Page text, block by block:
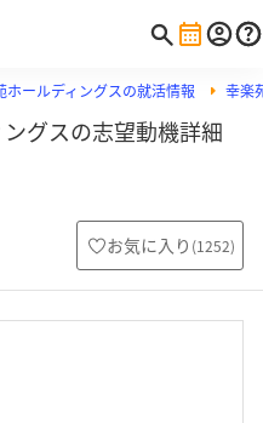
ホールディングスの就活情報 幸楽
グスの志望動機詳細
お気に入り (1252)